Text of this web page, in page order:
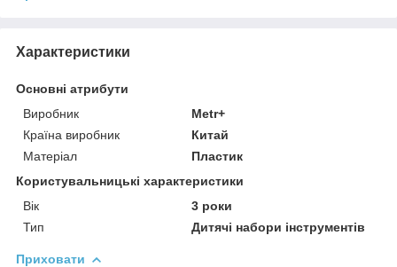
Характеристики
Основні атрибути
Виробник
Metr+
Країна виробник
Китай
Матеріал
Пластик
Користувальницькі характеристики
Вік
3 роки
Тип
Дитячі набори інструментів
Приховати